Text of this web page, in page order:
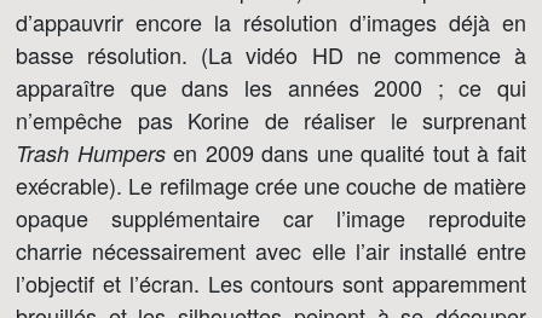
d’appauvrir encore la résolution d’images déjà en
basse résolution. (La vidéo HD ne commence à
apparaître que dans les années 2000 ; ce qui
n’empêche pas Korine de réaliser le surprenant
Trash Humpersen 2009 dans une qualité tout à fait
exécrable). Le refilmage crée une couche de matière
opaque supplémentaire car l’image reproduite
charrie nécessairement avec elle l’air installé entre
l’objectif et l’écran. Les contours sont apparemment